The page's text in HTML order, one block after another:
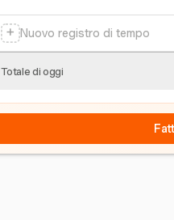
+ Nuovo registro di tempo
Totale di oggi